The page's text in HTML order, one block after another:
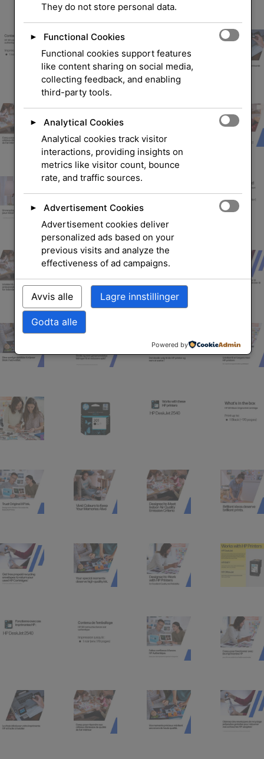
They do not store personal data.
►
Functional Cookies
Functional cookies support features
like content sharing on social media,
collecting feedback, and enabling
third-party tools.
►
Analytical Cookies
Analytical cookies track visitor
interactions, providing insights on
metrics like visitor count, bounce
rate, and traffic sources.
►
Advertisement Cookies
Advertisement cookies deliver
personalized ads based on your
previous visits and analyze the
effectiveness of ad campaigns.
Avvis alle Lagre innstillinger
Godta alle
Powered by